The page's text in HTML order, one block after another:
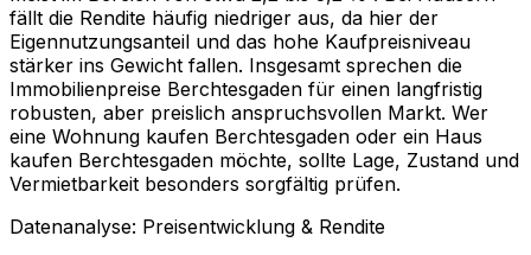
fällt die Rendite häufig niedriger aus, da hier der
Eigennutzungsanteil und das hohe Kaufpreisniveau
stärker ins Gewicht fallen. Insgesamt sprechen die
Immobilienpreise Berchtesgaden für einen langfristig
robusten, aber preislich anspruchsvollen Markt. Wer
eine Wohnung kaufen Berchtesgaden oder ein Haus
kaufen Berchtesgaden möchte, sollte Lage, Zustand und
Vermietbarkeit besonders sorgfältig prüfen.
Datenanalyse: Preisentwicklung & Rendite